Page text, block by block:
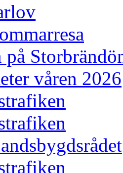
på
våren 2026